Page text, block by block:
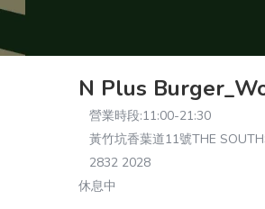
N Plus
營業時段:11:00-21:30
黃竹坑香葉道11號THE
2832 2028
休息中